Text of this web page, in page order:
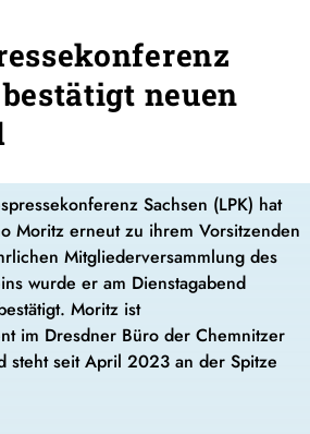
neuen
Sachsen (LPK) hat
Moritz erneut zu ihrem Vorsitzenden
Mitgliederversammlung des
wurde er am Dienstagabend
Moritz ist
im Dresdner Büro der Chemnitzer
steht seit April 2023 an der Spitze